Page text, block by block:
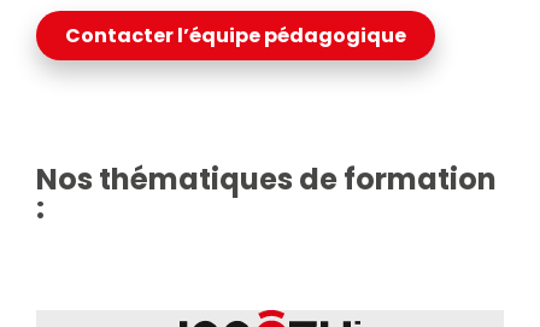
Contacter l’équipe pédagogique
Nos thématiques de formation
: